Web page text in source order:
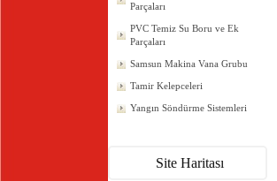
Parçaları
PVC Temiz Su Boru ve Ek
Parçaları
Samsun Makina Vana Grubu
Tamir Kelepceleri
Yangın Söndürme Sistemleri
Site Haritası